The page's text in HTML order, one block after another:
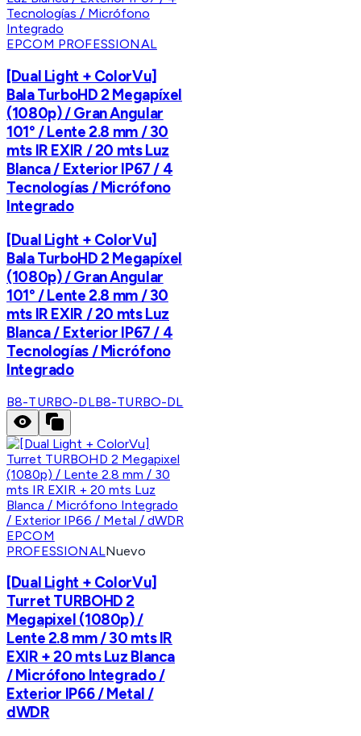
EPCOM PROFESSIONAL
[Dual Light + ColorVu]
Bala TurboHD 2 Megapíxel
(1080p) / Gran Angular
101° / Lente 2.8 mm / 30
mts IR EXIR / 20 mts Luz
Blanca / Exterior IP67 / 4
Tecnologías / Micrófono
Integrado
[Dual Light + ColorVu]
Bala TurboHD 2 Megapíxel
(1080p) / Gran Angular
101° / Lente 2.8 mm / 30
mts IR EXIR / 20 mts Luz
Blanca / Exterior IP67 / 4
Tecnologías / Micrófono
Integrado
B8-TURBO-DLB8-TURBO-DL
EPCOM
PROFESSIONALNuevo
[Dual Light + ColorVu]
Turret TURBOHD 2
Megapixel (1080p) /
Lente 2.8 mm / 30 mts IR
EXIR + 20 mts Luz Blanca
/ Micrófono Integrado /
Exterior IP66 / Metal /
dWDR